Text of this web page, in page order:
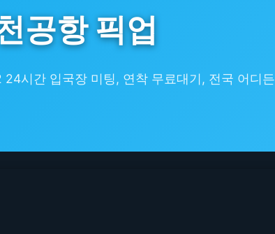
공항 픽업
시간 입국장 미팅, 연착 무료대기, 전국 어디든